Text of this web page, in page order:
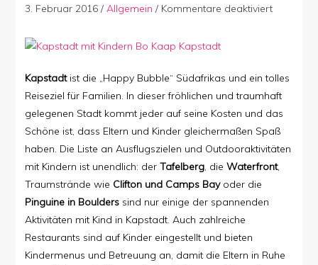
3. Februar 2016/ Allgemein / Kommentare deaktiviertfür
Kapstadtist die „Happy Bubble“ Südafrikas und ein tolles
Reiseziel für Familien. In dieser fröhlichen und traumhaft
gelegenen Stadt kommt jeder auf seine Kosten und das
Schöne ist, dass Eltern und Kinder gleichermaßen Spaß
haben. Die Liste an Ausflugszielen und Outdooraktivitäten
mit Kindern ist unendlich: der Tafelberg, die Waterfront,
Traumstrände wie Clifton und Camps Bayoder die
Pinguine in Boulderssind nur einige der spannenden
Aktivitäten mit Kind in Kapstadt. Auch zahlreiche
Restaurants sind auf Kinder eingestellt und bieten
Kindermenus und Betreuung an, damit die Eltern in Ruhe